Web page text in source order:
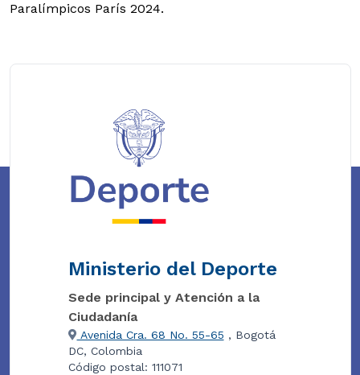
Paralímpicos París 2024.
Ministerio del Deporte
Sede principal y Atención a la
Ciudadanía
Avenida Cra. 68 No. 55-65 , Bogotá
DC, Colombia
Código postal: 111071